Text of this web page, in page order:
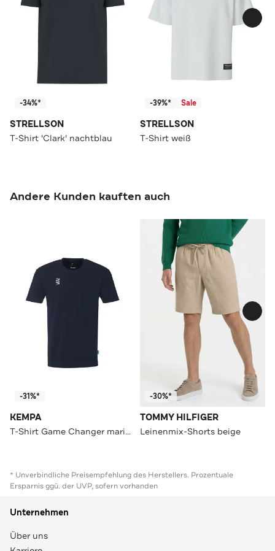
-34%*
STRELLSON
T-Shirt 'Clark' nachtblau
-39%* Sale
STRELLSON
T-Shirt weiß
Andere Kunden kauften auch
-31%*
KEMPA
T-Shirt Game Changer marine
-30%*
TOMMY HILFIGER
Leinenmix-Shorts beige
* Unverbindliche Preisempfehlung des Herstellers. Prozentuale
Ersparnis ggü. der UVP, sofern vorhanden
Unternehmen
Über uns